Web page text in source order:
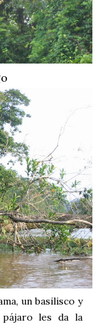
un basilisco y
les da la